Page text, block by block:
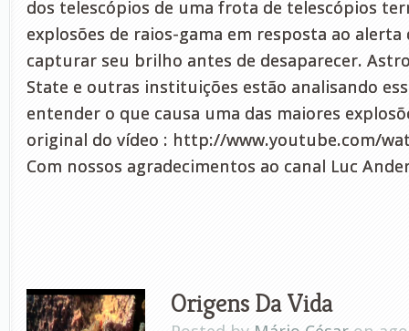
dos telescópios de uma frota de telescópios
explosões de raios-gama em resposta ao
capturar seu brilho antes de desaparecer.
State e outras instituições estão analisando
entender o que causa uma das maiores
original do vídeo : http://www.youtube.com/
Com nossos agradecimentos ao canal Luc
Origens Da Vida